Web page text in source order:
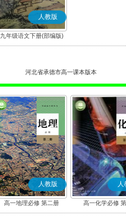
人教版
九年级语文下册(部编版)
河北省承德市高一课本版本
人教版
高一地理必修 第二册
人
高一化学必修